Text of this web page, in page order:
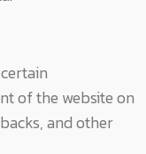
of the website on
and other